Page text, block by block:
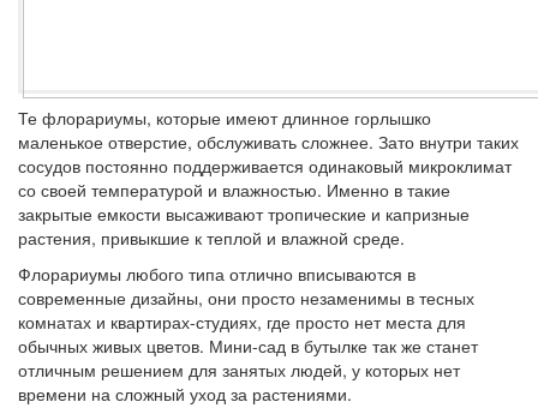
Те флорариумы, которые имеют длинное горлышко
маленькое отверстие, обслуживать сложнее. Зато внутри таких
сосудов постоянно поддерживается одинаковый микроклимат
со своей температурой и влажностью. Именно в такие
закрытые емкости высаживают тропические и капризные
растения, привыкшие к теплой и влажной среде.
Флорариумы любого типа отлично вписываются в
современные дизайны, они просто незаменимы в тесных
комнатах и квартирах-студиях, где просто нет места для
обычных живых цветов. Мини-сад в бутылке так же станет
отличным решением для занятых людей, у которых нет
времени на сложный уход за растениями.